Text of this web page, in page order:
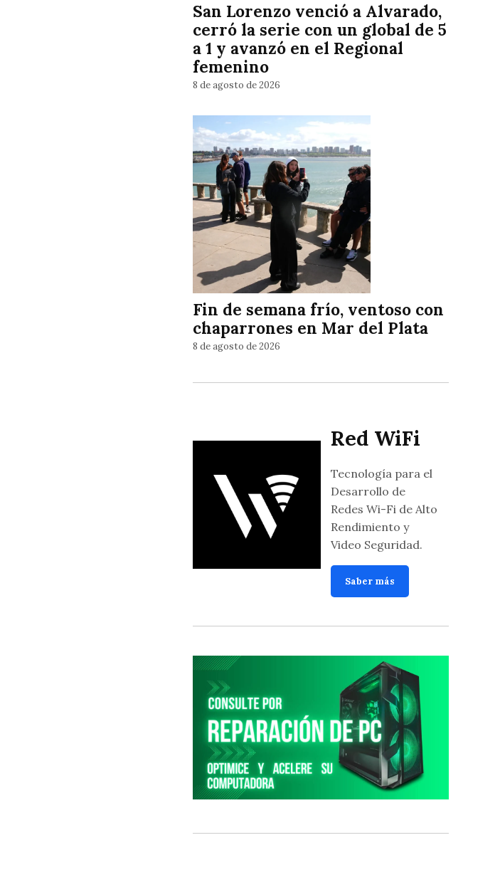
San Lorenzo venció a Alvarado,
cerró la serie con un global de 5
a 1 y avanzó en el Regional
femenino
8 de agosto de 2026
Fin de semana frío, ventoso con
chaparrones en Mar del Plata
8 de agosto de 2026
Red WiFi
Tecnología para el
Desarrollo de
Redes Wi-Fi de Alto
Rendimiento y
Video Seguridad.
Saber más